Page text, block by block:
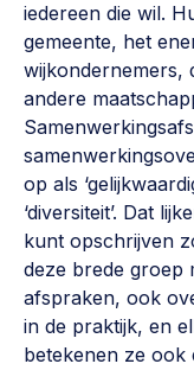
Meebeslissen
Uitdaagrecht,
Samenwerken
Lobbyen, invloed
Omgevingswet
invoering
iedereen die wil.
gemeente, het
wijkondernemers,
andere
op als
‘diversiteit’. Dat
kunt opschrijven
deze brede groep
afspraken, ook
in de praktijk, en
betekenen ze ook